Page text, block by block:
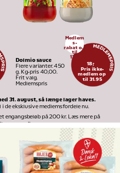
Dolmio sauce
Flere varianter. 450
g. Kg-pris 40,00.
Frit valg.
Medlemspris
Medlem
s-
rabat op
til
13
18,-
Pris ikke-
medlem op
til 31.95
31. august, så længe lager haves.
i de eksklusive medlemsfordele nu.
engangsbeløb på 200 kr. Læs mere på